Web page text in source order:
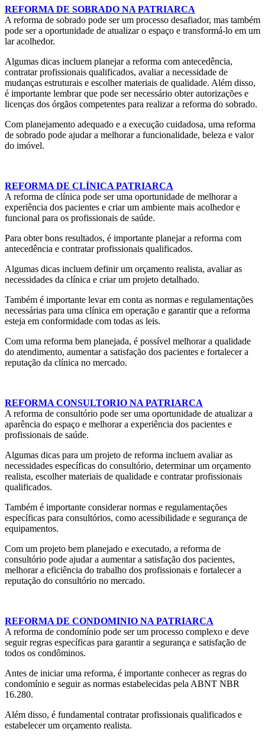
REFORMA DE SOBRADO NA PATRIARCA
A reforma de sobrado pode ser um processo desafiador, mas também
pode ser a oportunidade de atualizar o espaço e transformá-lo em um
lar acolhedor.
Algumas dicas incluem planejar a reforma com antecedência,
contratar profissionais qualificados, avaliar a necessidade de
mudanças estruturais e escolher materiais de qualidade. Além disso,
é importante lembrar que pode ser necessário obter autorizações e
licenças dos órgãos competentes para realizar a reforma do sobrado.
Com planejamento adequado e a execução cuidadosa, uma reforma
de sobrado pode ajudar a melhorar a funcionalidade, beleza e valor
do imóvel.
REFORMA DE CLÍNICA PATRIARCA
A reforma de clínica pode ser uma oportunidade de melhorar a
experiência dos pacientes e criar um ambiente mais acolhedor e
funcional para os profissionais de saúde.
Para obter bons resultados, é importante planejar a reforma com
antecedência e contratar profissionais qualificados.
Algumas dicas incluem definir um orçamento realista, avaliar as
necessidades da clínica e criar um projeto detalhado.
Também é importante levar em conta as normas e regulamentações
necessárias para uma clínica em operação e garantir que a reforma
esteja em conformidade com todas as leis.
Com uma reforma bem planejada, é possível melhorar a qualidade
do atendimento, aumentar a satisfação dos pacientes e fortalecer a
reputação da clínica no mercado.
REFORMA CONSULTORIO NA PATRIARCA
A reforma de consultório pode ser uma oportunidade de atualizar a
aparência do espaço e melhorar a experiência dos pacientes e
profissionais de saúde.
Algumas dicas para um projeto de reforma incluem avaliar as
necessidades específicas do consultório, determinar um orçamento
realista, escolher materiais de qualidade e contratar profissionais
qualificados.
Também é importante considerar normas e regulamentações
específicas para consultórios, como acessibilidade e segurança de
equipamentos.
Com um projeto bem planejado e executado, a reforma de
consultório pode ajudar a aumentar a satisfação dos pacientes,
melhorar a eficiência do trabalho dos profissionais e fortalecer a
reputação do consultório no mercado.
REFORMA DE CONDOMINIO NA PATRIARCA
A reforma de condomínio pode ser um processo complexo e deve
seguir regras específicas para garantir a segurança e satisfação de
todos os condôminos.
Antes de iniciar uma reforma, é importante conhecer as regras do
condomínio e seguir as normas estabelecidas pela ABNT NBR
16.280.
Além disso, é fundamental contratar profissionais qualificados e
estabelecer um orçamento realista.